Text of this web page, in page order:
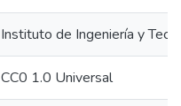
Instituto de Ingeniería y
CC0 1.0 Universal